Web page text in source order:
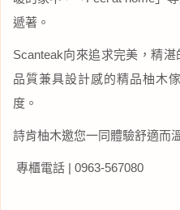
遞著。
Scanteak向來追求完美，精
品質兼具設計感的精品柚木
度。
詩肯柚木邀您一同體驗舒適而
專櫃電話 | 0963-567080